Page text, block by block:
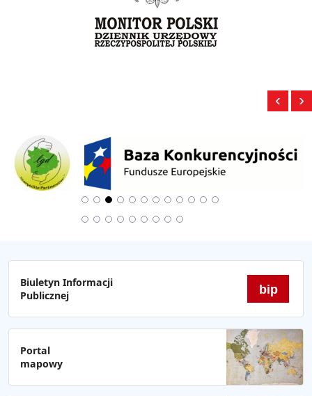
‹ ›
Biuletyn Informacji
Publicznej
bip
Portal
mapowy